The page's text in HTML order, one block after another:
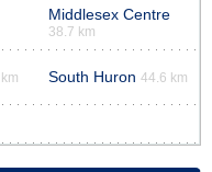
Middlesex Centre
38.7 km
South Huron 44.6 km